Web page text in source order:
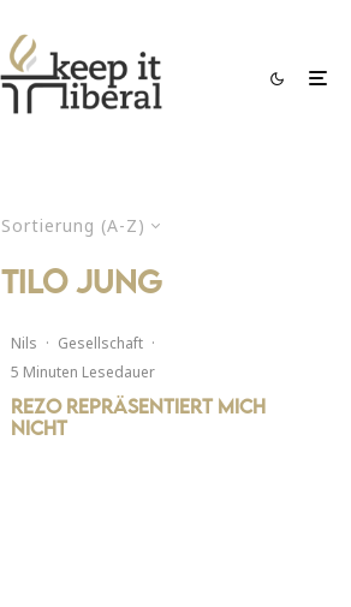
Sortierung (A-Z)
tilo jung
Nils · Gesellschaft ·
5 Minuten Lesedauer
Rezo repräsentiert mich
nicht